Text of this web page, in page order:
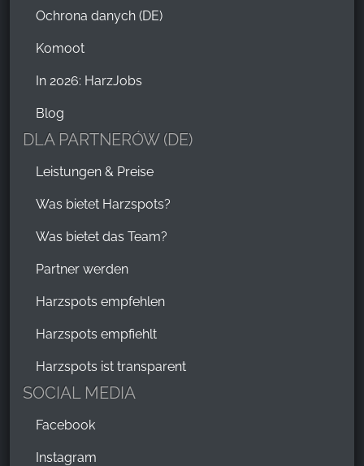
Ochrona danych (DE)
Komoot
In 2026: HarzJobs
Blog
DLA PARTNERÓW (DE)
Leistungen & Preise
Was bietet Harzspots?
Was bietet das Team?
Partner werden
Harzspots empfehlen
Harzspots empfiehlt
Harzspots ist transparent
SOCIAL MEDIA
Facebook
Instagram